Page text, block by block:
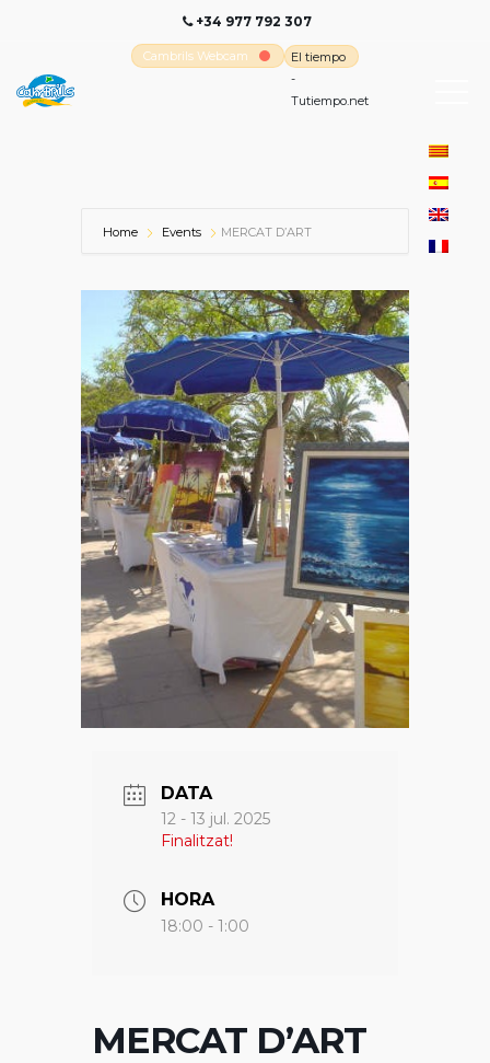
+34 977 792 307
Cambrils Webcam
El tiempo
-
Tutiempo.net
Home Events MERCAT D’ART
DATA
12 - 13 jul. 2025
Finalitzat!
HORA
18:00 - 1:00
MERCAT D’ART